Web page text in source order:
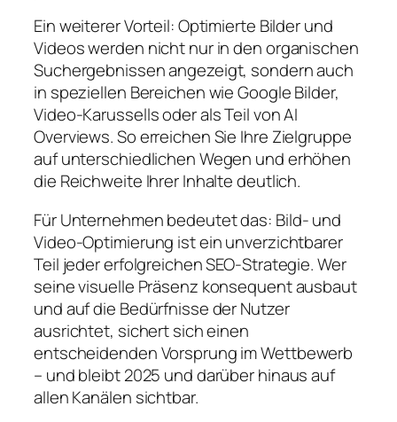
Ein weiterer Vorteil: Optimierte Bilder und
Videos werden nicht nur in den organischen
Suchergebnissen angezeigt, sondern auch
in speziellen Bereichen wie Google Bilder,
Video-Karussells oder als Teil von AI
Overviews. So erreichen Sie Ihre Zielgruppe
auf unterschiedlichen Wegen und erhöhen
die Reichweite Ihrer Inhalte deutlich.
Für Unternehmen bedeutet das: Bild- und
Video-Optimierung ist ein unverzichtbarer
Teil jeder erfolgreichen SEO-Strategie. Wer
seine visuelle Präsenz konsequent ausbaut
und auf die Bedürfnisse der Nutzer
ausrichtet, sichert sich einen
entscheidenden Vorsprung im Wettbewerb
– und bleibt 2025 und darüber hinaus auf
allen Kanälen sichtbar.